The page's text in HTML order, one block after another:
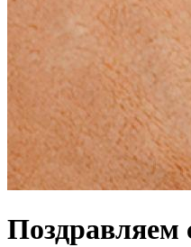
Поздравляем